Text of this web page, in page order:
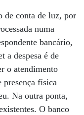
de conta de luz, por
numa
bancário,
a despesa é de
o atendimento
presença física
Na outra ponta,
O banco